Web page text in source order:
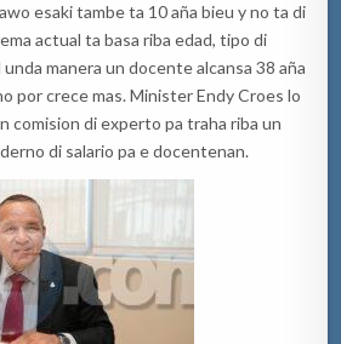
esaki tambe ta 10 aña bieu y no ta di
actual ta basa riba edad, tipo di
manera un docente alcansa 38 aña
por crece mas.Minister Endy Croes lo
comision di experto pa traha riba un
di salariopae docentenan.